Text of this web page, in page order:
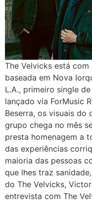
The Velvicks está
baseada em Nova
L.A., primeiro single
lançado via ForMusic
Beserra, os visuais
grupo chega no mês
presta homenagem a
das experiências
maioria das pessoas
que lhes traz
do The Velvicks,
entrevista com The